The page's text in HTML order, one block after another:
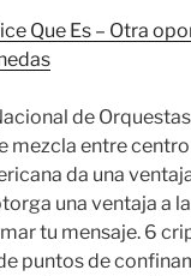
Que Es – Otra
de
mezcla entre
da una
una ventaja a
tu mensaje. 6
puntos de